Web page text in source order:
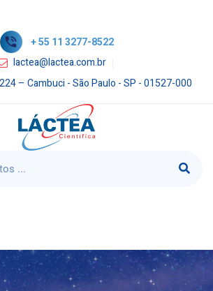
+ 55 11 3277-8522
lactea@lactea.com.br
– Cambuci - São Paulo - SP - 01527-000